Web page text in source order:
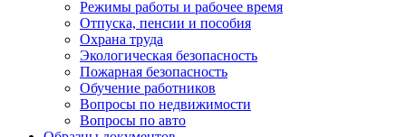
Режимы работы и рабочее время
Отпуска, пенсии и пособия
Охрана труда
Экологическая безопасность
Пожарная безопасность
Обучение работников
Вопросы по недвижимости
Вопросы по авто